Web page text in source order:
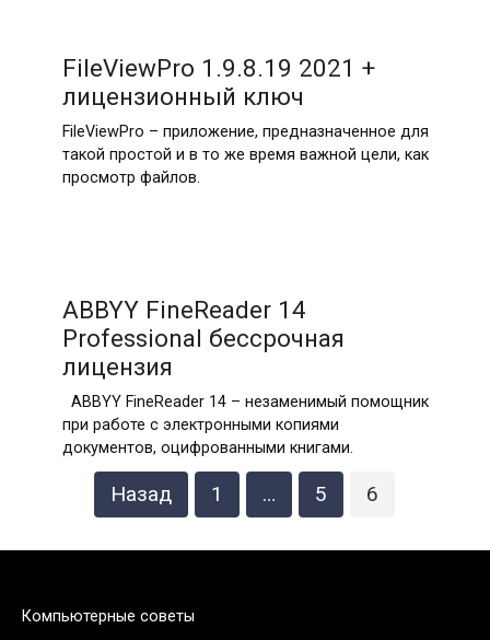
FileViewPro 1.9.8.19 2021 +
лицензионный ключ
FileViewPro – приложение, предназначенное для
такой простой и в то же время важной цели, как
просмотр файлов.
ABBYY FineReader 14
Professional бессрочная
лицензия
ABBYY FineReader 14 – незаменимый помощник
при работе с электронными копиями
документов, оцифрованными книгами.
Назад 1 … 5 6
Компьютерные советы